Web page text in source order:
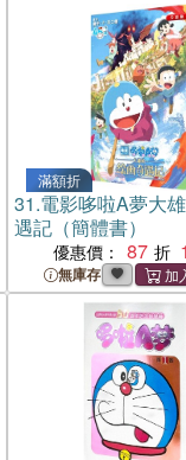
滿額折
31.電影哆啦A夢大
遇記（簡體書）
優惠價： 87
無庫存